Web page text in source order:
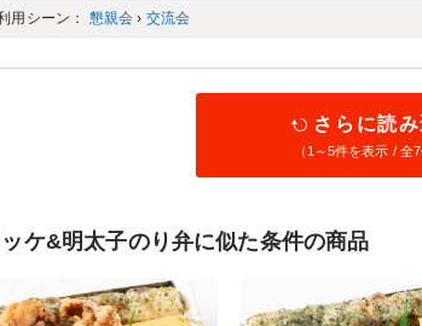
用シーン： 懇親会 › 交流会
さらに読
（1～5件を表示 / 全7
ケ&明太子のり弁に似た条件の商品